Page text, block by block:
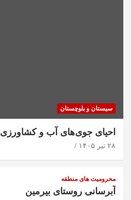
سیستان و بلوچستان
احیای جوی‌های آب و کشاورزی
۲۸ تیر ۱۴۰۵
محرومیت های منطقه
آبرسانی روستای بیرمین